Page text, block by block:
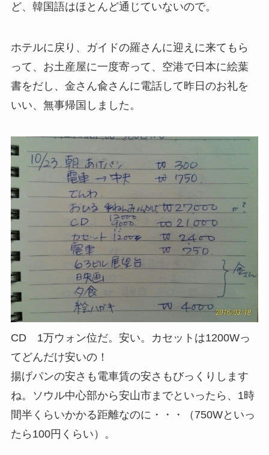
ど、韓国語はほとんど通じていないので。
ホテルに戻り、ガイドの羅さんに迎えに来てもら
って、お土産屋に一度寄って、空港で日本に絵葉
書をだし、金さん兪さんに電話して昨日のお礼を
いい、無事帰国しました。
CD 1万ウォン位だ。安い。カセットは1200Wっ
てどんだけ安いの！
揚げパンの安さも電車賃の安さもびっくりします
ね。ソウル中心部から安山市までといったら、1時
間半くらいかかる距離なのに・・・（750Wといっ
たら100円くらい）。